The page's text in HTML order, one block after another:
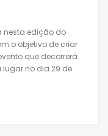
nesta edição do
o objetivo de criar
que decorrerá
lugar no dia 29 de